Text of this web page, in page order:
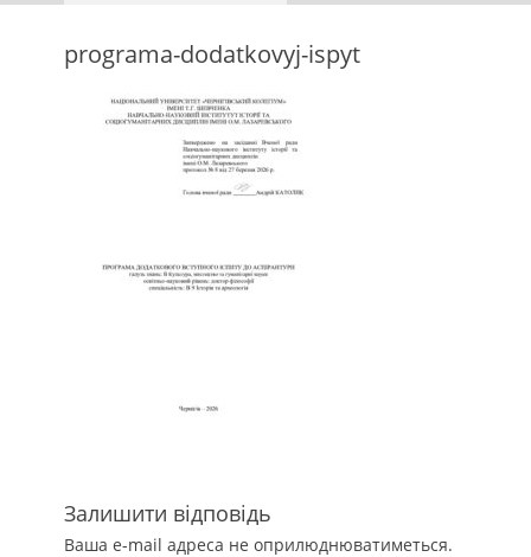
programa-dodatkovyj-ispyt
Залишити відповідь
Ваша e-mail адреса не оприлюднюватиметься.